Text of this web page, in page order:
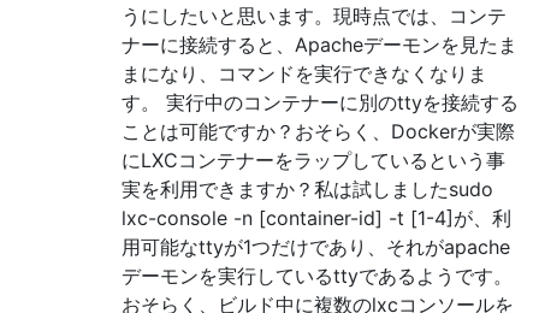
うにしたいと思います。現時点では、コンテ
ナーに接続すると、Apacheデーモンを見たま
まになり、コマンドを実行できなくなりま
す。 実行中のコンテナーに別のttyを接続する
ことは可能ですか？おそらく、Dockerが実際
にLXCコンテナーをラップしているという事
実を利用できますか？私は試しましたsudo
lxc-console -n [container-id] -t [1-4]が、利
用可能なttyが1つだけであり、それがapache
デーモンを実行しているttyであるようです。
おそらく、ビルド中に複数のlxcコンソールを